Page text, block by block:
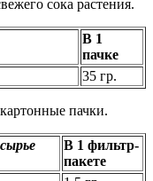
сока растения.
В 1
пачке
35 гр.
пачки.
В 1 фильтр-
пакете